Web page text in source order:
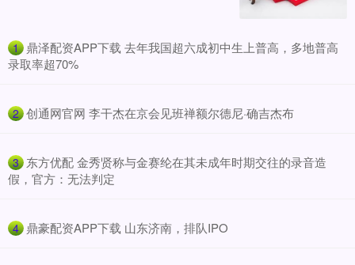
1 ​鼎泽配资APP下载 去年我国超六成初中生上普高，多地普高
录取率超70%
2 ​创通网官网 李干杰在京会见班禅额尔德尼·确吉杰布
3 ​东方优配 金秀贤称与金赛纶在其未成年时期交往的录音造
假，官方：无法判定
4 ​鼎豪配资APP下载 山东济南，排队IPO